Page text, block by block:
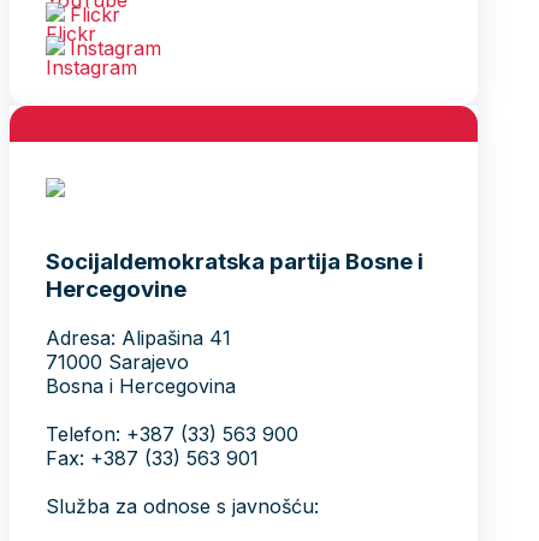
Flickr
Instagram
Socijaldemokratska partija Bosne i
Hercegovine
Adresa: Alipašina 41
71000 Sarajevo
Bosna i Hercegovina
Telefon: +387 (33) 563 900
Fax: +387 (33) 563 901
Služba za odnose s javnošću: